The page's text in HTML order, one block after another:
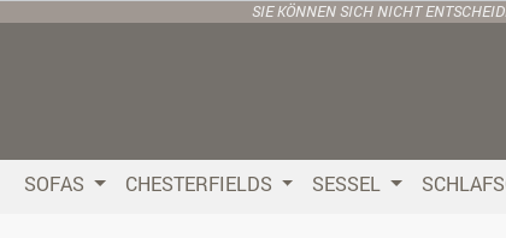
Hauptinhalt springen
Zur Suche springen
Zur Hauptnavigation springen
SIE KÖNNEN SICH NICHT
SOFAS CHESTERFIELDS SESSEL